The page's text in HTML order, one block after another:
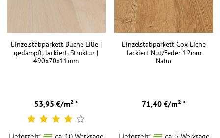
Einzelstabparkett Buche Lilie |
gedämpft, lackiert, Struktur |
490x70x11mm
53,95 €/m² *
Einzelstabparkett Cox Eiche
lackiert Nut/Feder 12mm
Natur
71,40 €/m² *